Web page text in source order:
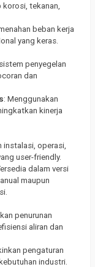
tekanan,
beban kerja
yang keras.
penyegelan
dan
: Menggunakan
kinerja
instalasi, operasi,
user-friendly.
dalam versi
maupun
penurunan
aliran dan
pengaturan
industri.